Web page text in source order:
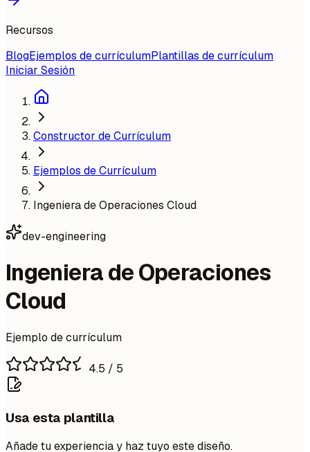
Recursos
BlogEjemplos de currículumPlantillas de currículum
Iniciar Sesión
Constructor de Currículum
Ejemplos de Currículum
Ingeniera de Operaciones Cloud
dev-engineering
Ingeniera de Operaciones
Cloud
Ejemplo de currículum
4.5 / 5
Usa esta plantilla
Añade tu experiencia y haz tuyo este diseño.